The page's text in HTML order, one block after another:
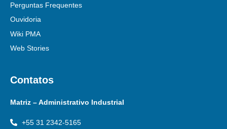
Perguntas Frequentes
Ouvidoria
Wiki PMA
Web Stories
Contatos
Matriz – Administrativo Industrial
+55 31 2342-5165